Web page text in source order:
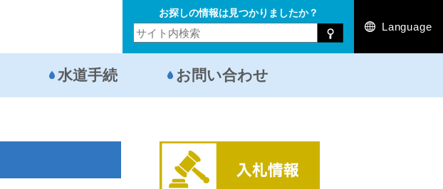
お探しの情報は見つかりましたか？
Language
水道手続 お問い合わせ